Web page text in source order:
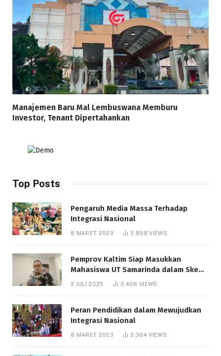
Manajemen Baru Mal Lembuswana Memburu
Investor, Tenant Dipertahankan
Top Posts
Pengaruh Media Massa Terhadap
Integrasi Nasional
8 MARET 2023 3,838VIEWS
Pemprov Kaltim Siap Masukkan
Mahasiswa UT Samarinda dalam Skema
Bantuan Pendidikan Gratispol
2 JULI 2025 3,468 VIEWS
Peran Pendidikan dalam Mewujudkan
Integrasi Nasional
8 MARET 2023 3,364VIEWS